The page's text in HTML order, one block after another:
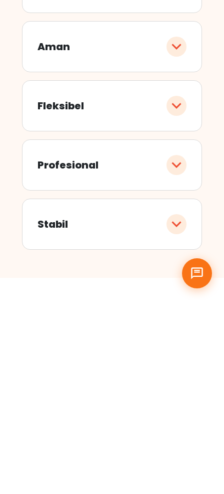
Aman
Fleksibel
Profesional
Stabil